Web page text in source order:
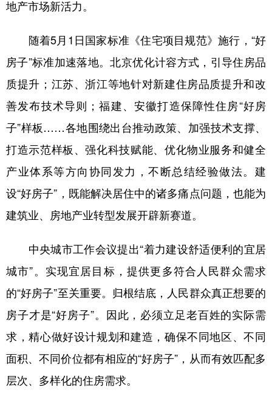
山东 河南 湖北 湖南
陕西 甘肃 青海 宁夏
新疆 内蒙古 黑龙江
多语种频道
English Español Français
Русский язык 日本語 한국어
Deutsch Português
地产市场新活力。
随着5月1日国家标准《住宅项目规范》施行，“好
房子”标准加速落地。北京优化计容方式，引导住房品
质提升；江苏、浙江等地针对新建住房品质提升和改
善发布技术导则；福建、安徽打造保障性住房“好房
子”样板……各地围绕出台推动政策、加强技术支撑、
打造示范样板、强化科技赋能、优化物业服务和健全
产业体系等方向协同发力，不断总结经验做法。建
设“好房子”，既能解决居住中的诸多痛点问题，也能为
建筑业、房地产业转型发展开辟新赛道。
中央城市工作会议提出“着力建设舒适便利的宜居
城市”。实现宜居目标，提供更多符合人民群众需求
的“好房子”至关重要。归根结底，人民群众真正想要的
房子才是“好房子”。因此，必须立足老百姓的实际需
求，精心做好设计规划和建造，确保不同地区、不同
面积、不同价位都有相应的“好房子”，从而有效匹配多
层次、多样化的住房需求。